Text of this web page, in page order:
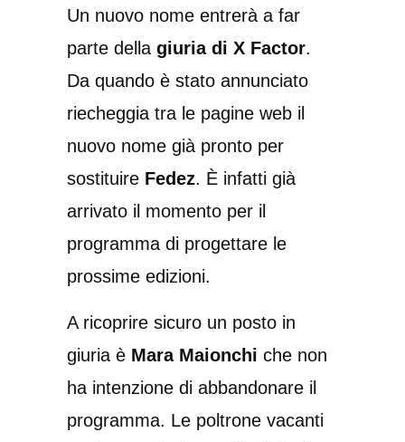
Un nuovo nome entrerà a far
parte della giuria di X Factor.
Da quando è stato annunciato
riecheggia tra le pagine web il
nuovo nome già pronto per
sostituire Fedez. È infatti già
arrivato il momento per il
programma di progettare le
prossime edizioni.
A ricoprire sicuro un posto in
giuria è Mara Maionchi che non
ha intenzione di abbandonare il
programma. Le poltrone vacanti